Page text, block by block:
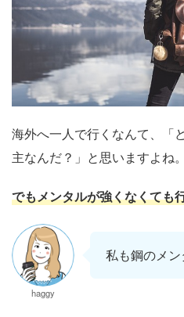
海外へ一人で行くなんて、「
主なんだ？」と思いますよね。
でもメンタルが強くなくても
haggy
私も鋼のメン